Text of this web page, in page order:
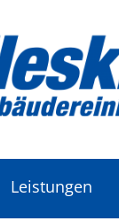
Leistungen